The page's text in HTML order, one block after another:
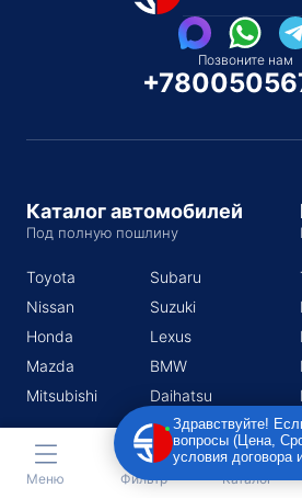
Позвоните нам
Каталог автомобилей
Под полную пошлину
Toyota
Nissan
Honda
Mazda
Mitsubishi
Subaru
Suzuki
Lexus
BMW
Daihatsu
Меню Фильтр Каталог
Здравствуйте!
вопросы (Цена,
условия договора
задать их мне в